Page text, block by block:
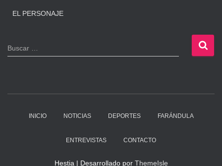
EL PERSONAJE
B
u
Buscar …
INICIO NOTICIAS DEPORTES FARÁNDULA
ENTREVISTAS CONTACTO
Hestia | Desarrollado por ThemeIsle